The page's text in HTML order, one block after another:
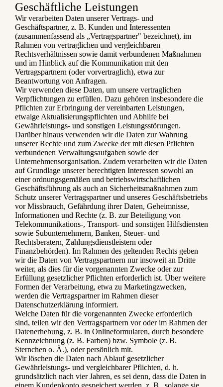
Geschäftliche Leistungen
Wir verarbeiten Daten unserer Vertrags- und
Geschäftspartner, z. B. Kunden und Interessenten
(zusammenfassend als „Vertragspartner" bezeichnet), im
Rahmen von vertraglichen und vergleichbaren
Rechtsverhältnissen sowie damit verbundenen Maßnahmen
und im Hinblick auf die Kommunikation mit den
Vertragspartnern (oder vorvertraglich), etwa zur
Beantwortung von Anfragen.
Wir verwenden diese Daten, um unsere vertraglichen
Verpflichtungen zu erfüllen. Dazu gehören insbesondere die
Pflichten zur Erbringung der vereinbarten Leistungen,
etwaige Aktualisierungspflichten und Abhilfe bei
Gewährleistungs- und sonstigen Leistungsstörungen.
Darüber hinaus verwenden wir die Daten zur Wahrung
unserer Rechte und zum Zwecke der mit diesen Pflichten
verbundenen Verwaltungsaufgaben sowie der
Unternehmensorganisation. Zudem verarbeiten wir die Daten
auf Grundlage unserer berechtigten Interessen sowohl an
einer ordnungsgemäßen und betriebswirtschaftlichen
Geschäftsführung als auch an Sicherheitsmaßnahmen zum
Schutz unserer Vertragspartner und unseres Geschäftsbetriebs
vor Missbrauch, Gefährdung ihrer Daten, Geheimnisse,
Informationen und Rechte (z. B. zur Beteiligung von
Telekommunikations-, Transport- und sonstigen Hilfsdiensten
sowie Subunternehmern, Banken, Steuer- und
Rechtsberatern, Zahlungsdienstleistern oder
Finanzbehörden). Im Rahmen des geltenden Rechts geben
wir die Daten von Vertragspartnern nur insoweit an Dritte
weiter, als dies für die vorgenannten Zwecke oder zur
Erfüllung gesetzlicher Pflichten erforderlich ist. Über weitere
Formen der Verarbeitung, etwa zu Marketingzwecken,
werden die Vertragspartner im Rahmen dieser
Datenschutzerklärung informiert.
Welche Daten für die vorgenannten Zwecke erforderlich
sind, teilen wir den Vertragspartnern vor oder im Rahmen der
Datenerhebung, z. B. in Onlineformularen, durch besondere
Kennzeichnung (z. B. Farben) bzw. Symbole (z. B.
Sternchen o. Ä.), oder persönlich mit.
Wir löschen die Daten nach Ablauf gesetzlicher
Gewährleistungs- und vergleichbarer Pflichten, d. h.
grundsätzlich nach vier Jahren, es sei denn, dass die Daten in